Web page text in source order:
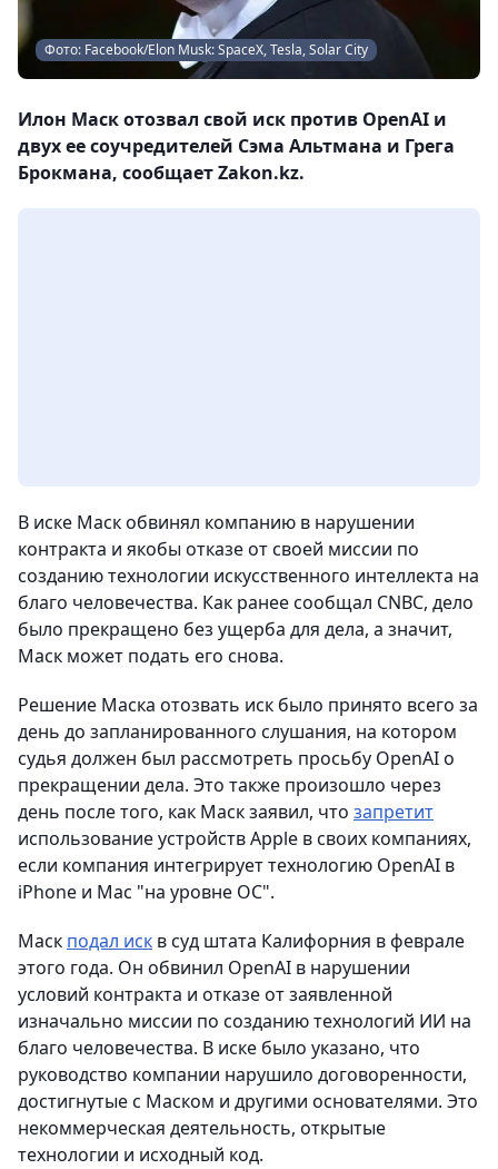
Фото: Facebook/Elon Musk: SpaceX, Tesla, Solar City
Илон Маск отозвал свой иск против OpenAI и
двух ее соучредителей Сэма Альтмана и Грега
Брокмана, сообщает Zakon.kz.
В иске Маск обвинял компанию в нарушении
контракта и якобы отказе от своей миссии по
созданию технологии искусственного интеллекта на
благо человечества. Как ранее сообщал CNBC, дело
было прекращено без ущерба для дела, а значит,
Маск может подать его снова.
Решение Маска отозвать иск было принято всего за
день до запланированного слушания, на котором
судья должен был рассмотреть просьбу OpenAI о
прекращении дела. Это также произошло через
день после того, как Маск заявил, что запретит
использование устройств Apple в своих компаниях,
если компания интегрирует технологию OpenAI в
iPhone и Mac "на уровне ОС".
Маск подал иск в суд штата Калифорния в феврале
этого года. Он обвинил OpenAI в нарушении
условий контракта и отказе от заявленной
изначально миссии по созданию технологий ИИ на
благо человечества. В иске было указано, что
руководство компании нарушило договоренности,
достигнутые с Маском и другими основателями. Это
некоммерческая деятельность, открытые
технологии и исходный код.